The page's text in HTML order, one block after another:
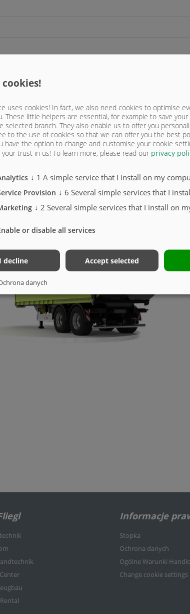
ZSUNIĘTA ASS 288 GREENTEC
Informacje
Stopka
Ochrona danych
Ogólne Warunki
Change cookie settings
cookies!
uses cookies! In fact, we also need cookies to optimise
These little helpers are essential, for example to save
selected branch. They also enable us to offer you
to the use of cookies so that we can offer you the best
have the option to change and customise your cookie
trust in us! To learn more, please read our privacy
↓ 1 A simple service that I install on my
Provision ↓ 6 Several simple services that I
↓ 2 Several simple services that I install on
or disable all services
I decline Accept selected
danych